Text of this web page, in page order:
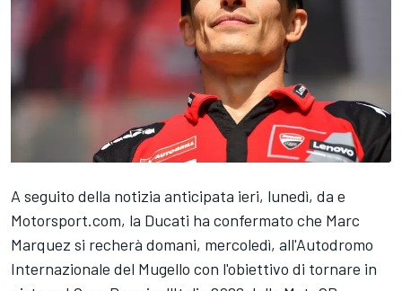
A seguito della notizia anticipata ieri, lunedì, da e
Motorsport.com, la Ducati ha confermato che Marc
Marquez si recherà domani, mercoledì, all'Autodromo
Internazionale del Mugello con l'obiettivo di tornare in